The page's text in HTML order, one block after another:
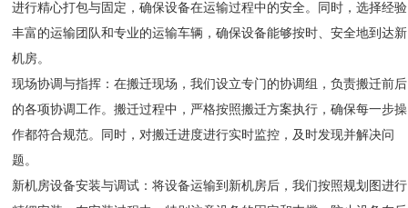
进行精心打包与固定，确保设备在运输过程中的安全。同时，选择经验
丰富的运输团队和专业的运输车辆，确保设备能够按时、安全地到达新
机房。
现场协调与指挥：在搬迁现场，我们设立专门的协调组，负责搬迁前后
的各项协调工作。搬迁过程中，严格按照搬迁方案执行，确保每一步操
作都符合规范。同时，对搬迁进度进行实时监控，及时发现并解决问
题。
新机房设备安装与调试：将设备运输到新机房后，我们按照规划图进行